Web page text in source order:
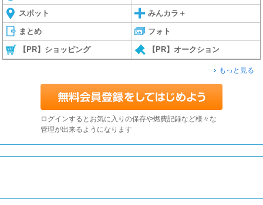
スポット みんカラ＋
まとめ フォト
【PR】ショッピング 【PR】オークション
もっと見る
ログインするとお気に入りの保存や燃費記録など様々な
管理が出来るようになります